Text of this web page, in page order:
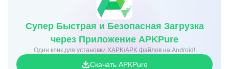
Супер Быстрая и Безопасная Загрузка
через Приложение APKPure
Один клик для установки XAPK/APK файлов на Android!
Скачать APKPure